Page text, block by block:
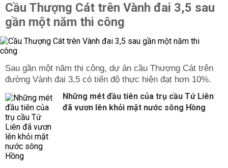
Cầu Thượng Cát trên Vành đai 3,5 sau
gần một năm thi công
Sau gần một năm thi công, dự án cầu Thượng Cát trên
đường Vành đai 3,5 có tiến độ thực hiện đạt hơn 10%.
Những mét đầu tiên của trụ cầu Tứ Liên
đã vươn lên khỏi mặt nước sông Hồng